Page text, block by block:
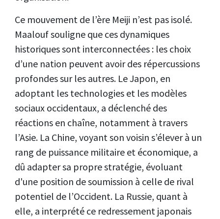
Ce mouvement de l’ère Meiji n’est pas isolé.
Maalouf souligne que ces dynamiques
historiques sont interconnectées : les choix
d’une nation peuvent avoir des répercussions
profondes sur les autres. Le Japon, en
adoptant les technologies et les modèles
sociaux occidentaux, a déclenché des
réactions en chaîne, notamment à travers
l’Asie. La Chine, voyant son voisin s’élever à un
rang de puissance militaire et économique, a
dû adapter sa propre stratégie, évoluant
d'une position de soumission à celle de rival
potentiel de l’Occident. La Russie, quant à
elle, a interprété ce redressement japonais